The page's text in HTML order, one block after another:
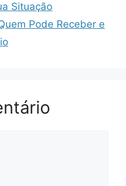
Situação
Pode Receber e